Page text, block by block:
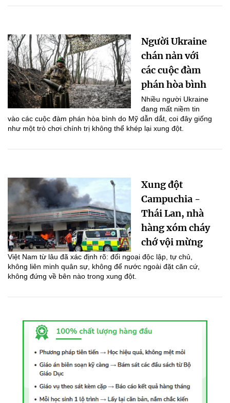
Người Ukraine
chán nản với
các cuộc đàm
phán hòa bình
Nhiều người Ukraine
đang mất niềm tin
vào các cuộc đàm phán hòa bình do Mỹ dẫn dắt, coi đây giống
như một trò chơi chính trị không thể khép lại xung đột.
Xung đột
Campuchia -
Thái Lan, nhà
hàng xóm cháy
chớ vội mừng
Việt Nam từ lâu đã xác định rõ: đối ngoại độc lập, tự chủ,
không liên minh quân sự, không để nước ngoài đặt căn cứ,
không đứng về bên nào trong xung đột.